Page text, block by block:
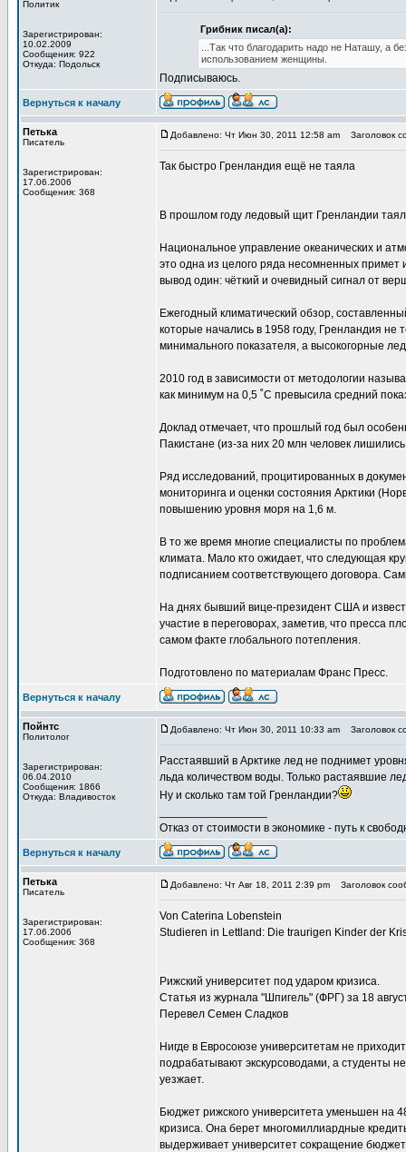
Политик
Зарегистрирован:
10.02.2009
Сообщения: 922
Откуда: Подольск
Грибник писал(а):
...Так что благодарить надо не Наташу, а
использованием женщины.
Подписываюсь.
Вернуться к началу
Петька
Писатель
Зарегистрирован:
17.06.2006
Сообщения: 368
Добавлено: Чт Июн 30, 2011 12:58 am Заголовок
Так быстро Гренландия ещё не таяла
В прошлом году ледовый щит Гренландии
Национальное управление океанических и
это одна из целого ряда несомненных
вывод один: чёткий и очевидный сигнал от
Ежегодный климатический обзор,
которые начались в 1958 году, Гренландия не
минимального показателя, а высокогорные
2010 год в зависимости от методологии
как минимум на 0,5 ˚C превысила средний
Доклад отмечает, что прошлый год был
Пакистане (из-за них 20 млн человек
Ряд исследований, процитированных в
мониторинга и оценки состояния Арктики
повышению уровня моря на 1,6 м.
В то же время многие специалисты по
климата. Мало кто ожидает, что следующая
подписанием соответствующего договора.
На днях бывший вице-президент США и
участие в переговорах, заметив, что пресса
самом факте глобального потепления.
Подготовлено по материалам Франс Пресс.
Вернуться к началу
Пойнтс
Политолог
Зарегистрирован:
06.04.2010
Сообщения: 1866
Откуда: Владивосток
Добавлено: Чт Июн 30, 2011 10:33 am Заголовок
Расстаявший в Арктике лед не поднимет
льда количеством воды. Только растаявшие
Ну и сколько там той Гренландии?
Отказ от стоимости в экономике - путь к
Вернуться к началу
Петька
Писатель
Зарегистрирован:
17.06.2006
Сообщения: 368
Добавлено: Чт Авг 18, 2011 2:39 pm Заголовок
Von Caterina Lobenstein
Studieren in Lettland: Die traurigen Kinder der
Рижский университет под ударом кризиса.
Статья из журнала "Шпигель" (ФРГ) за 18
Перевел Семен Сладков
Нигде в Евросоюзе университетам не
подрабатывают экскурсоводами, а студенты
уезжает.
Бюджет рижского университета уменьшен на
кризиса. Она берет многомиллиардные
выдерживает университет сокращение